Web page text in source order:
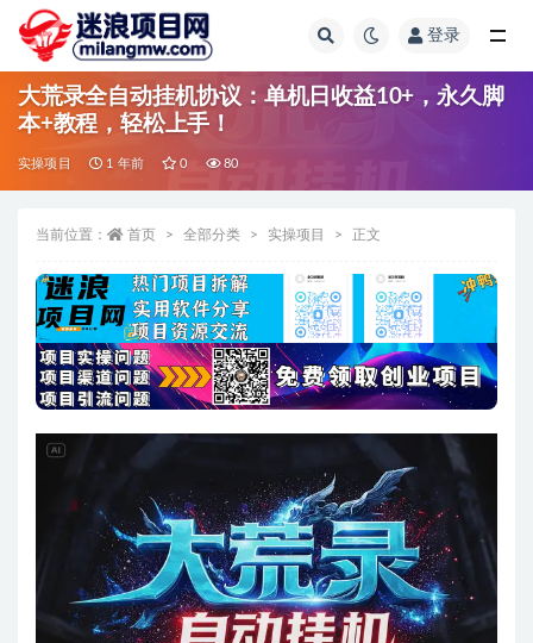
登录
大荒录全自动挂机协议：单机日收益10+，永久脚
本+教程，轻松上手！
实操项目 1 年前 0 80
当前位置： 首页 全部分类 实操项目 正文
全部